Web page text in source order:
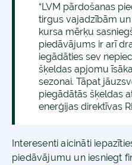
“LVM pārdošanas
tirgus vajadzībām
kursa mērķu
piedāvājums ir arī
iegādāties sev
šķeldas apjomu
sezonai. Tāpat
piegādātās šķeldas
enerģijas direktīvas
Interesenti aicināti
piedāvājumu un iesniegt